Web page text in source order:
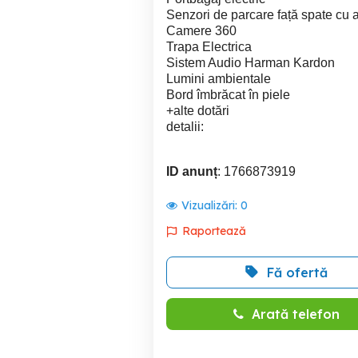
Senzori de parcare față spate cu
Camere 360
Trapa Electrica
Sistem Audio Harman Kardon
Lumini ambientale
Bord îmbrăcat în piele
+alte dotări
detalii:
ID anunț: 1766873919
Vizualizări: 0
Raportează
Fă ofertă
Arată telefon